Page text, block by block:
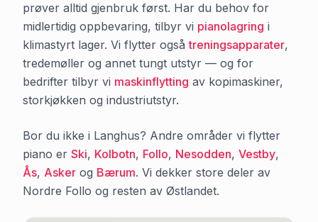
prøver alltid gjenbruk først. Har du behov for
midlertidig oppbevaring, tilbyr vi pianolagring i
klimastyrt lager. Vi flytter også treningsapparater,
tredemøller og annet tungt utstyr — og for
bedrifter tilbyr vi maskinflytting av kopimaskiner,
storkjøkken og industriutstyr.
Bor du ikke i Langhus? Andre områder vi flytter
piano er Ski, Kolbotn, Follo, Nesodden, Vestby,
Ås, Asker og Bærum. Vi dekker store deler av
Nordre Follo og resten av Østlandet.